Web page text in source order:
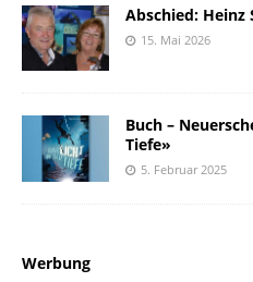
Abschied: Heinz
15. Mai 2026
Buch –
Tiefe»
5. Februar 2025
Werbung